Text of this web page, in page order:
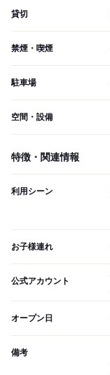
貸切
禁煙・喫煙
駐車場
空間・設備
特徴・関連情報
利用シーン
お子様連れ
公式アカウント
オープン日
備考